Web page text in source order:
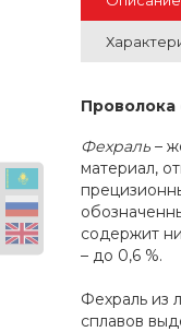
Проволока
Фехраль –
материал,
содержит
– до 0,6 %.
Фехраль из
сплавов